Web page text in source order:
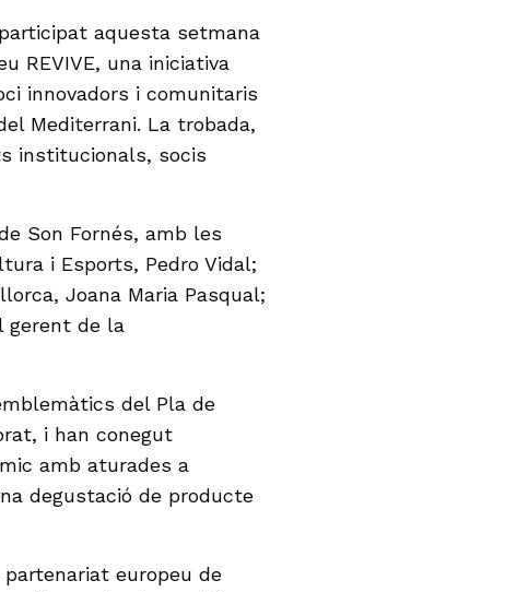
aquesta setmana
REVIVE, una iniciativa
innovadors i comunitaris
Mediterrani. La trobada,
institucionals, socis
Son Fornés, amb les
i Esports, Pedro Vidal;
Joana Maria Pasqual;
gerent de la
del Pla de
i han conegut
amb aturades a
degustació de producte
europeu de